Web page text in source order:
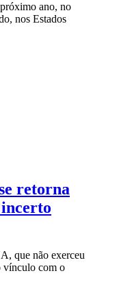
ano, no
nos Estados
retorna
que não exerceu
vínculo com o